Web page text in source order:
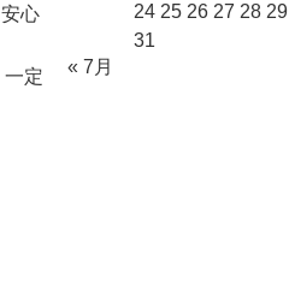
心
定
24 25 26 27 28 29
31
« 7月